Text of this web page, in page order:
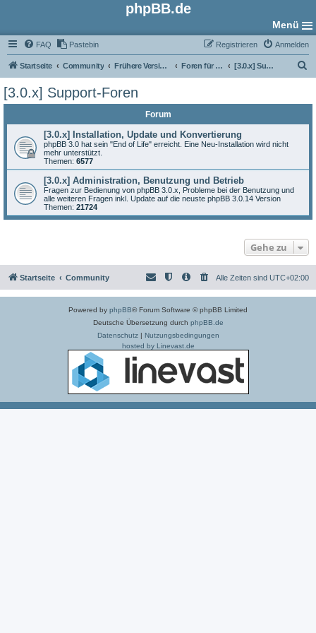
phpBB.de
Menü
FAQ Pastebin Anmelden
Registrieren
Startseite Community Frühere Versionen Foren für phpBB 3.0 [3.0.x] Support-Foren
[3.0.x] Support-Foren
Forum
[3.0.x] Installation, Update und Konvertierung
phpBB 3.0 hat sein "End of Life" erreicht. Eine Neu-Installation wird nicht
mehr unterstützt.
Themen: 6577
[3.0.x] Administration, Benutzung und Betrieb
Fragen zur Bedienung von phpBB 3.0.x, Probleme bei der Benutzung und
alle weiteren Fragen inkl. Update auf die neuste phpBB 3.0.14 Version
Themen: 21724
Gehe zu
Startseite Community Alle Zeiten sind UTC+02:00
Powered by phpBB® Forum Software © phpBB Limited
Deutsche Übersetzung durch phpBB.de
Datenschutz| Nutzungsbedingungen
hosted by Linevast.de